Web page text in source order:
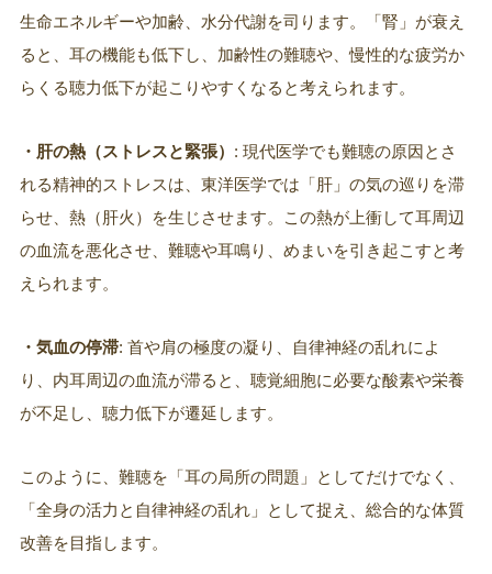
生命エネルギーや加齢、水分代謝を司ります。「腎」が衰え
ると、耳の機能も低下し、加齢性の難聴や、慢性的な疲労か
らくる聴力低下が起こりやすくなると考えられます。
・肝の熱（ストレスと緊張） : 現代医学でも難聴の原因とさ
れる精神的ストレスは、東洋医学では「肝」の気の巡りを滞
らせ、熱（肝火）を生じさせます。この熱が上衝して耳周辺
の血流を悪化させ、難聴や耳鳴り、めまいを引き起こすと考
えられます。
・気血の停滞: 首や肩の極度の凝り、自律神経の乱れによ
り、内耳周辺の血流が滞ると、聴覚細胞に必要な酸素や栄養
が不足し、聴力低下が遷延します。
このように、難聴を「耳の局所の問題」としてだけでなく、
「全身の活力と自律神経の乱れ」として捉え、総合的な体質
改善を目指します。